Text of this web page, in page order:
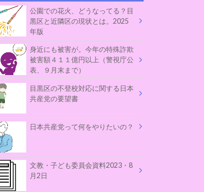
公園での花火、どうなってる？目
黒区と近隣区の現状とは。2025
年版
身近にも被害が。今年の特殊詐欺
被害額４１１億円以上（警視庁公
表、９月末まで）
目黒区の不登校対応に関する日本
共産党の要望書
日本共産党って何をやりたいの？
文教・子ども委員会資料2023・8
月2日